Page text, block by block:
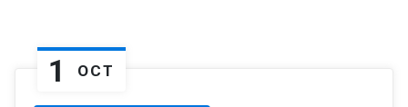
1 OCT